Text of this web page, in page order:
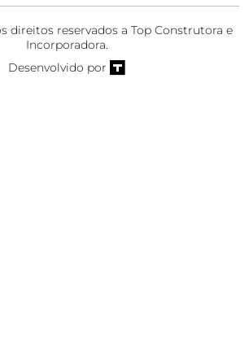
direitos reservados a Top Construtora e
Incorporadora.
Desenvolvido por